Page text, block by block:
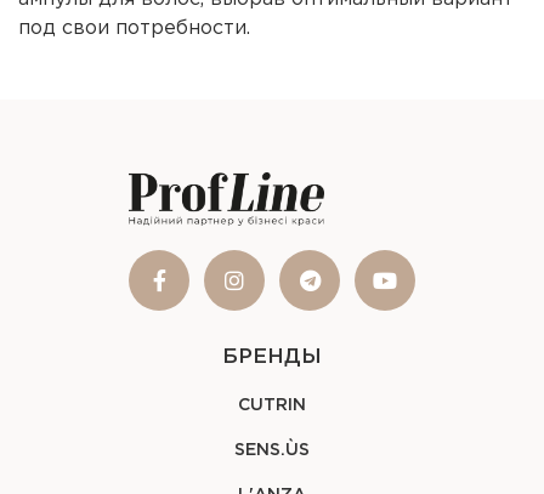
под свои потребности.
БРЕНДЫ
CUTRIN
SENS.ÙS